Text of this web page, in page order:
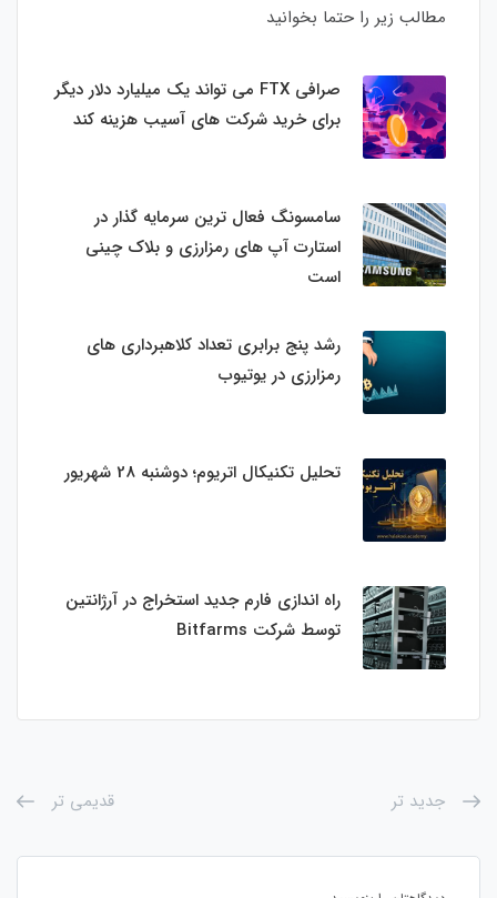
مطالب زیر را حتما بخوانید
صرافی FTX می تواند یک میلیارد دلار دیگر
برای خرید شرکت های آسیب هزینه کند
سامسونگ فعال‌ ترین سرمایه‌ گذار در
استارت‌ آپ‌ های رمزارزی و بلاک چینی
است
رشد پنج برابری تعداد کلاهبرداری های
رمزارزی در یوتیوب
تحلیل تکنیکال اتریوم؛ دوشنبه 28 شهریور
راه اندازی فارم جدید استخراج در آرژانتین
توسط شرکت Bitfarms
جدید تر قدیمی تر